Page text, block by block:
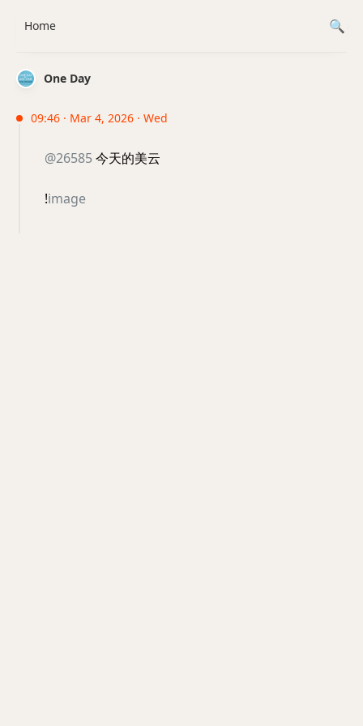
One Day
09:46 · Mar 4, 2026 · Wed
@26585今天的美云
!image
Home